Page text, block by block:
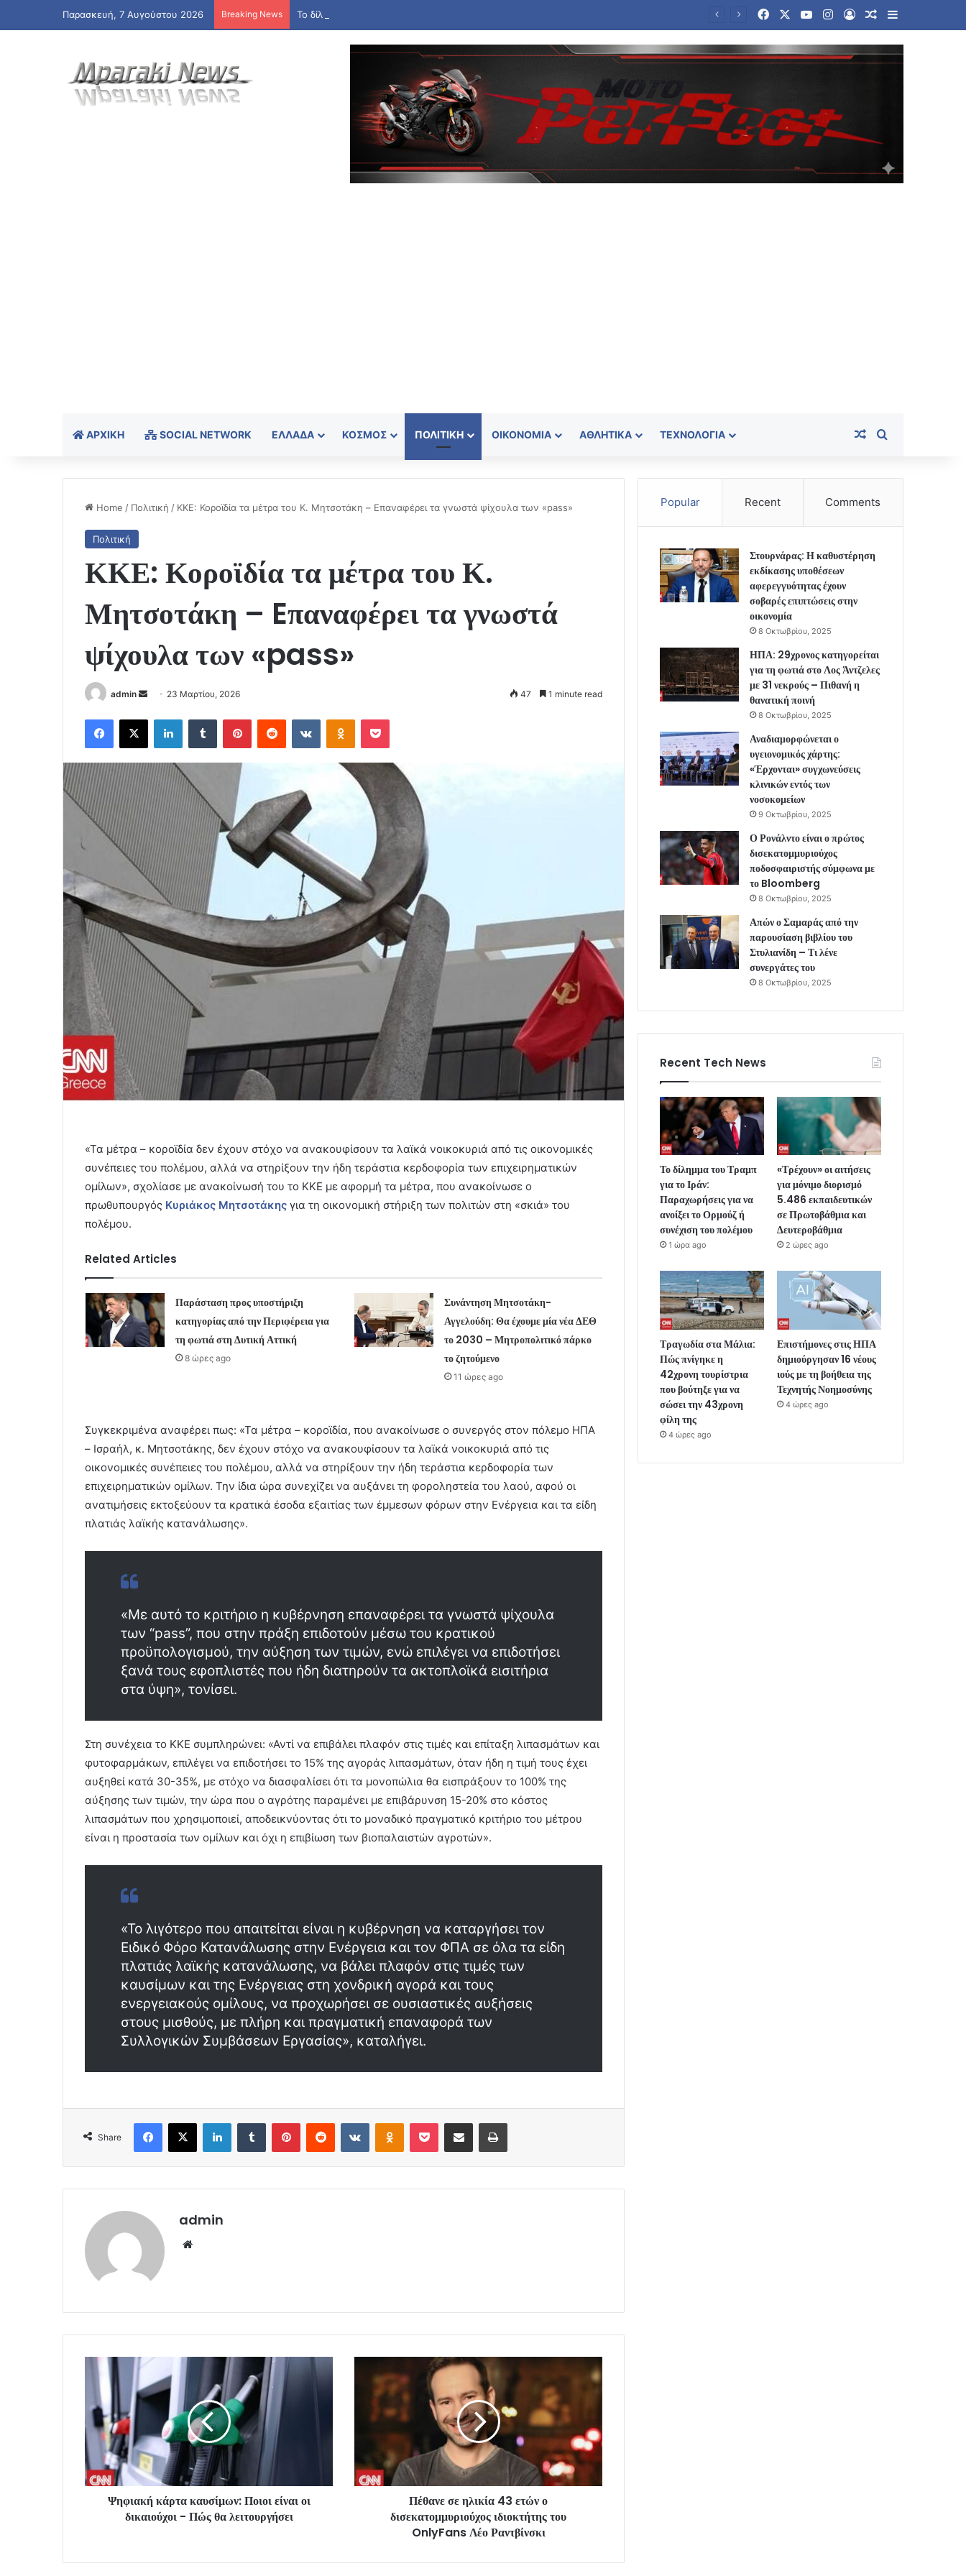
Παρασκευή, 7 Αυγούστου 2026 Breaking News FacebookYouTubeInstagram
Log InRandom Article
Sidebar
ΑΡΧΙΚΉ SOCIAL NETWORK ΕΛΛΆΔΑ ΚΌΣΜΟΣ ΠΟΛΙΤΙΚΉ ΟΙΚΟΝΟΜΊΑ ΑΘΛΗΤΙΚΆ ΤΕΧΝΟΛΟΓΊΑ Random Article
Home / Πολιτική / ΚΚΕ: Κοροϊδία τα μέτρα του Κ. Μητσοτάκη – Eπαναφέρει τα γνωστά ψίχουλα των «pass»
Πολιτική
ΚΚΕ: Κοροϊδία τα μέτρα του Κ.
Μητσοτάκη – Eπαναφέρει τα γνωστά
ψίχουλα των «pass»
admin
Send
email
23 Μαρτίου, 2026 47 1 minute read
Facebook
X LinkedInTumblr PinterestReddit VKontakteOdnoklassniki
Pocket
«Τα μέτρα – κοροϊδία δεν έχουν στόχο να ανακουφίσουν τα λαϊκά νοικοκυριά από τις οικονομικές
συνέπειες του πολέμου, αλλά να στηρίξουν την ήδη τεράστια κερδοφορία των επιχειρηματικών
ομίλων», σχολίασε με ανακοίνωσή του το ΚΚΕ με αφορμή τα μέτρα, που ανακοίνωσε ο
πρωθυπουργός Κυριάκος Μητσοτάκης για τη οικονομική στήριξη των πολιτών στη «σκιά» του
πολέμου.
Related Articles
Παράσταση προς υποστήριξη
κατηγορίας από την Περιφέρεια για
τη φωτιά στη Δυτική Αττική
8 ώρες ago
Συνάντηση Μητσοτάκη-
Αγγελούδη: Θα έχουμε μία νέα ΔΕΘ
το 2030 – Μητροπολιτικό πάρκο
το ζητούμενο
11 ώρες ago
Συγκεκριμένα αναφέρει πως: «Τα μέτρα – κοροϊδία, που ανακοίνωσε ο συνεργός στον πόλεμο ΗΠΑ
– Ισραήλ, κ. Μητσοτάκης, δεν έχουν στόχο να ανακουφίσουν τα λαϊκά νοικοκυριά από τις
οικονομικές συνέπειες του πολέμου, αλλά να στηρίξουν την ήδη τεράστια κερδοφορία των
επιχειρηματικών ομίλων. Την ίδια ώρα συνεχίζει να αυξάνει τη φοροληστεία του λαού, αφού οι
ανατιμήσεις εκτοξεύουν τα κρατικά έσοδα εξαιτίας των έμμεσων φόρων στην Ενέργεια και τα είδη
πλατιάς λαϊκής κατανάλωσης».
«Με αυτό το κριτήριο η κυβέρνηση επαναφέρει τα γνωστά ψίχουλα
των “pass”, που στην πράξη επιδοτούν μέσω του κρατικού
προϋπολογισμού, την αύξηση των τιμών, ενώ επιλέγει να επιδοτήσει
ξανά τους εφοπλιστές που ήδη διατηρούν τα ακτοπλοϊκά εισιτήρια
στα ύψη», τονίσει.
Στη συνέχεια το ΚΚΕ συμπληρώνει: «Αντί να επιβάλει πλαφόν στις τιμές και επίταξη λιπασμάτων και
φυτοφαρμάκων, επιλέγει να επιδοτήσει το 15% της αγοράς λιπασμάτων, όταν ήδη η τιμή τους έχει
αυξηθεί κατά 30-35%, με στόχο να διασφαλίσει ότι τα μονοπώλια θα εισπράξουν το 100% της
αύξησης των τιμών, την ώρα που ο αγρότης παραμένει με επιβάρυνση 15-20% στο κόστος
λιπασμάτων που χρησιμοποιεί, αποδεικνύοντας ότι το μοναδικό πραγματικό κριτήριο του μέτρου
είναι η προστασία των ομίλων και όχι η επιβίωση των βιοπαλαιστών αγροτών».
«Το λιγότερο που απαιτείται είναι η κυβέρνηση να καταργήσει τον
Ειδικό Φόρο Κατανάλωσης στην Ενέργεια και τον ΦΠΑ σε όλα τα είδη
πλατιάς λαϊκής κατανάλωσης, να βάλει πλαφόν στις τιμές των
καυσίμων και της Ενέργειας στη χονδρική αγορά και τους
ενεργειακούς ομίλους, να προχωρήσει σε ουσιαστικές αυξήσεις
στους μισθούς, με πλήρη και πραγματική επαναφορά των
Συλλογικών Συμβάσεων Εργασίας», καταλήγει.
Share
Facebook
X LinkedInTumblr PinterestReddit VKontakteOdnoklassniki
Pocket Share via Email Print
admin
Ψηφιακή κάρτα καυσίμων: Ποιοι είναι οι
δικαιούχοι - Πώς θα λειτουργήσει
Πέθανε σε ηλικία 43 ετών ο
δισεκατομμυριούχος ιδιοκτήτης του
OnlyFans Λέο Ραντβίνσκι
Popular Recent Comments
Στουρνάρας: Η καθυστέρηση
εκδίκασης υποθέσεων
αφερεγγυότητας έχουν
σοβαρές επιπτώσεις στην
οικονομία
8 Οκτωβρίου, 2025
ΗΠΑ: 29χρονος κατηγορείται
για τη φωτιά στο Λος Άντζελες
με 31 νεκρούς – Πιθανή η
θανατική ποινή
8 Οκτωβρίου, 2025
Αναδιαμορφώνεται ο
υγειονομικός χάρτης:
«Έρχονται» συγχωνεύσεις
κλινικών εντός των
νοσοκομείων
9 Οκτωβρίου, 2025
Ο Ρονάλντο είναι ο πρώτος
δισεκατομμυριούχος
ποδοσφαιριστής σύμφωνα με
το Bloomberg
8 Οκτωβρίου, 2025
Απών ο Σαμαράς από την
παρουσίαση βιβλίου του
Στυλιανίδη – Τι λένε
συνεργάτες του
8 Οκτωβρίου, 2025
Recent Tech News
Το δίλημμα του Τραμπ
για το Ιράν:
Παραχωρήσεις για να
ανοίξει το Ορμούζ ή
συνέχιση του πολέμου
1 ώρα ago
«Τρέχουν» οι αιτήσεις
για μόνιμο διορισμό
5.486 εκπαιδευτικών
σε Πρωτοβάθμια και
Δευτεροβάθμια
2 ώρες ago
Τραγωδία στα Μάλια:
Πώς πνίγηκε η
42χρονη τουρίστρια
που βούτηξε για να
σώσει την 43χρονη
φίλη της
4 ώρες ago
Επιστήμονες στις ΗΠΑ
δημιούργησαν 16 νέους
ιούς με τη βοήθεια της
Τεχνητής Νοημοσύνης
4 ώρες ago